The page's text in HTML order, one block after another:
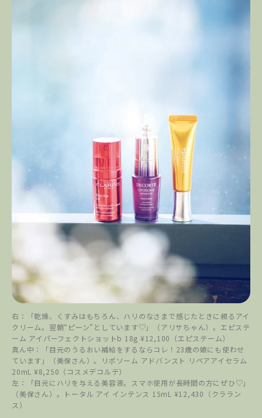
右：「乾燥、くすみはもちろん、ハリのなさまで感じたときに頼るアイ
クリーム。翌朝“ピーン”としています♡」（アリサちゃん）。エピステ
ーム アイパーフェクトショットb 18g ¥12,100（エピステーム）
真ん中：「目元のうるおい補給をするならコレ！23歳の娘にも使わせ
ています」（美保さん）。リポソーム アドバンスト リペアアイセラム
20mL ¥8,250（コスメデコルテ）
左：「目元にハリを与える美容液。スマホ使用が長時間の方にぜひ♡」
（美保さん）。トータル アイ インテンス 15mL ¥12,430（クララン
ス）